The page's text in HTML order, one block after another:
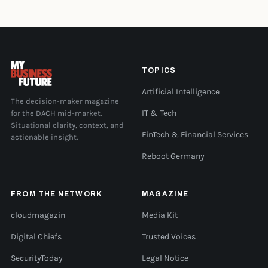
The decision-maker magazine
for the DACH mid-market.
Situational clarity, context, and
actionable insight.
TOPICS
Artificial Intelligence
IT & Tech
FinTech & Financial Services
Reboot Germany
FROM THE NETWORK
cloudmagazin
Digital Chiefs
SecurityToday
MAGAZINE
Media Kit
Trusted Voices
Legal Notice